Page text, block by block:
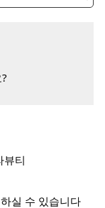
뷰티
실 수 있습니다